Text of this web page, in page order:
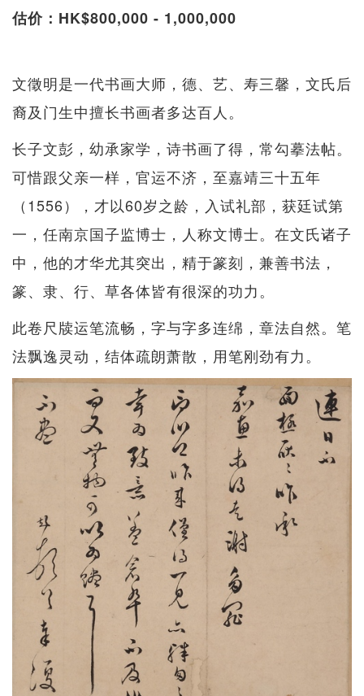
估价：HK$800,000 - 1,000,000
文徵明是一代书画大师，德、艺、寿三馨，文氏后
裔及门生中擅长书画者多达百人。
长子文彭，幼承家学，诗书画了得，常勾摹法帖。
可惜跟父亲一样，官运不济，至嘉靖三十五年
（1556），才以60岁之龄，入试礼部，获廷试第
一，任南京国子监博士，人称文博士。在文氏诸子
中，他的才华尤其突出，精于篆刻，兼善书法，
篆、隶、行、草各体皆有很深的功力。
此卷尺牍运笔流畅，字与字多连绵，章法自然。笔
法飘逸灵动，结体疏朗萧散，用笔刚劲有力。